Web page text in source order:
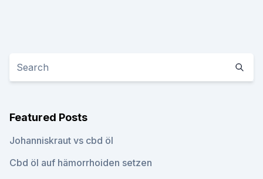
Featured Posts
Johanniskraut vs cbd öl
Cbd öl auf hämorrhoiden setzen